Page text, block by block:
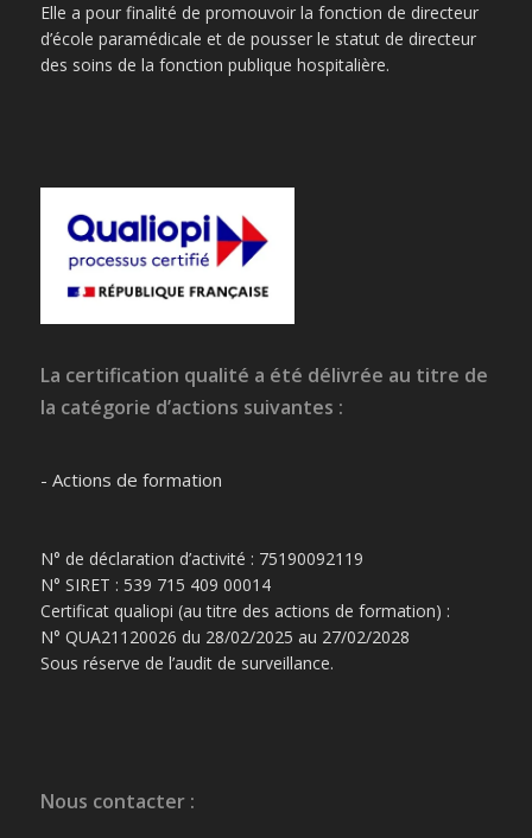
Elle a pour finalité de promouvoir la fonction de directeur
d’école paramédicale et de pousser le statut de directeur
des soins de la fonction publique hospitalière.
La certification qualité a été délivrée au titre de
la catégorie d’actions suivantes :
- Actions de formation
N° de déclaration d’activité : 75190092119
N° SIRET : 539 715 409 00014
Certificat qualiopi (au titre des actions de formation) :
N° QUA21120026 du 28/02/2025 au 27/02/2028
Sous réserve de l’audit de surveillance.
Nous contacter :